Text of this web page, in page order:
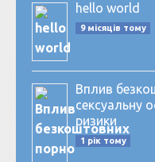
hello world
9 місяців тому
Вплив
сексуальну
ризики
1 рік тому